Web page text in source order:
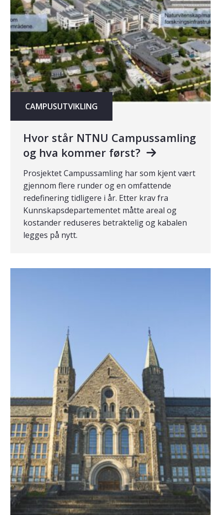
CAMPUSUTVIKLING
Hvor står NTNU Campussamling
og hva kommer først?
Prosjektet Campussamling har som kjent vært
gjennom flere runder og en omfattende
redefinering tidligere i år. Etter krav fra
Kunnskapsdepartementet måtte areal og
kostander reduseres betraktelig og kabalen
legges på nytt.